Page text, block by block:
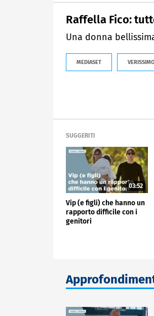
Raffella Fico:
Una donna
MEDIASET
SUGGERITI
03:52
Vip (e figli) che hanno un
rapporto difficile con i
genitori